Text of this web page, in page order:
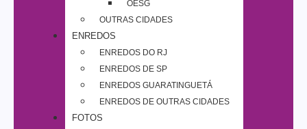
OESG
OUTRAS CIDADES
ENREDOS
ENREDOS DO RJ
ENREDOS DE SP
ENREDOS GUARATINGUETÁ
ENREDOS DE OUTRAS CIDADES
FOTOS